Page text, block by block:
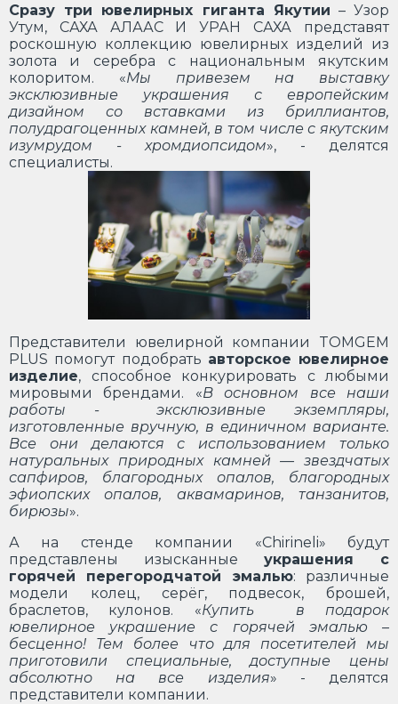
Сразу три ювелирных гиганта Якутии – Узор
Утум, САХА АЛААС И УРАН САХА представят
роскошную коллекцию ювелирных изделий из
золота и серебра с национальным якутским
колоритом. «Мы привезем на выставку
эксклюзивные украшения с европейским
дизайном со вставками из бриллиантов,
полудрагоценных камней, в том числе с якутским
изумрудом - хромдиопсидом», - делятся
специалисты.
Представители ювелирной компании TOMGEM
PLUS помогут подобрать авторское ювелирное
изделие, способное конкурировать с любыми
мировыми брендами. «В основном все наши
работы - эксклюзивные экземпляры,
изготовленные вручную, в единичном варианте.
Все они делаются с использованием только
натуральных природных камней — звездчатых
сапфиров, благородных опалов, благородных
эфиопских опалов, аквамаринов, танзанитов,
бирюзы».
А на стенде компании «Chirineli» будут
представлены изысканные украшения с
горячей перегородчатой эмалью: различные
модели колец, серёг, подвесок, брошей,
браслетов, кулонов. «Купить в подарок
ювелирное украшение с горячей эмалью –
бесценно! Тем более что для посетителей мы
приготовили специальные, доступные цены
абсолютно на все изделия» - делятся
представители компании.